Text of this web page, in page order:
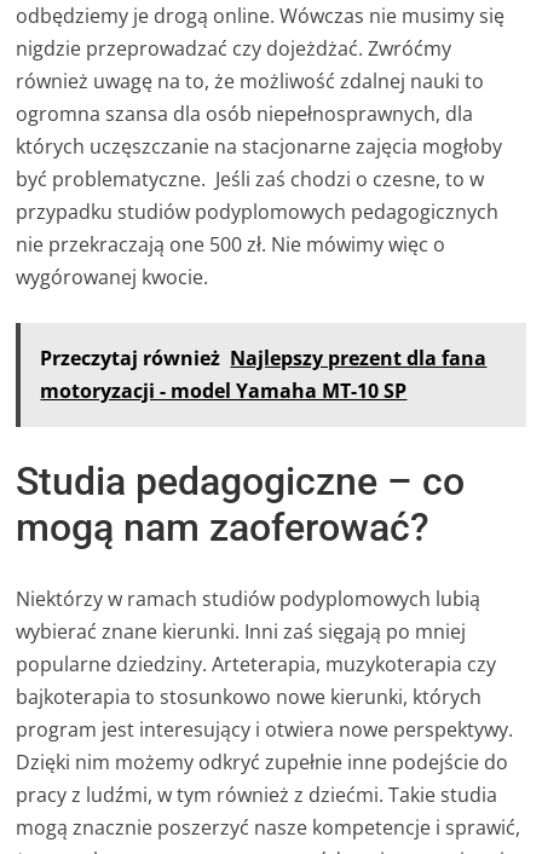
odbędziemy je drogą online. Wówczas nie musimy się
nigdzie przeprowadzać czy dojeżdżać. Zwróćmy
również uwagę na to, że możliwość zdalnej nauki to
ogromna szansa dla osób niepełnosprawnych, dla
których uczęszczanie na stacjonarne zajęcia mogłoby
być problematyczne. Jeśli zaś chodzi o czesne, to w
przypadku studiów podyplomowych pedagogicznych
nie przekraczają one 500 zł. Nie mówimy więc o
wygórowanej kwocie.
Przeczytaj również Najlepszy prezent dla fana
motoryzacji - model Yamaha MT-10 SP
Studia pedagogiczne – co
mogą nam zaoferować?
Niektórzy w ramach studiów podyplomowych lubią
wybierać znane kierunki. Inni zaś sięgają po mniej
popularne dziedziny. Arteterapia, muzykoterapia czy
bajkoterapia to stosunkowo nowe kierunki, których
program jest interesujący i otwiera nowe perspektywy.
Dzięki nim możemy odkryć zupełnie inne podejście do
pracy z ludźmi, w tym również z dziećmi. Takie studia
mogą znacznie poszerzyć nasze kompetencje i sprawić,